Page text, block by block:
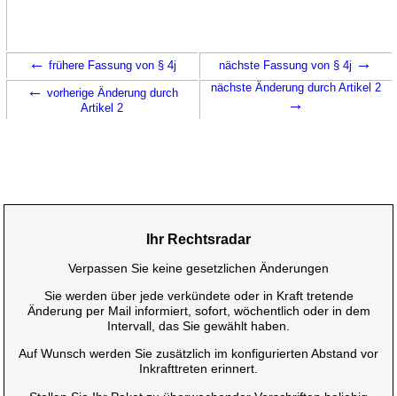
← frühere Fassung von § 4j nächste Fassung von § 4j →
← vorherige Änderung durch
Artikel 2
nächste Änderung durch Artikel 2
→
Ihr Rechtsradar
Verpassen Sie keine gesetzlichen Änderungen
Sie werden über jede verkündete oder in Kraft tretende
Änderung per Mail informiert, sofort, wöchentlich oder in dem
Intervall, das Sie gewählt haben.
Auf Wunsch werden Sie zusätzlich im konfigurierten Abstand vor
Inkrafttreten erinnert.